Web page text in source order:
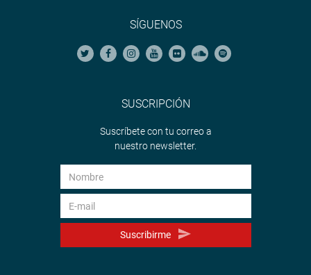
SÍGUENOS
SUSCRIPCIÓN
Suscríbete con tu correo a
nuestro newsletter.
Suscribirme